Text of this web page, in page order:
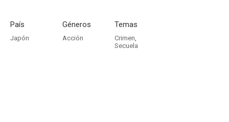
País
Japón
Géneros
Acción
Temas
Crimen,
Secuela